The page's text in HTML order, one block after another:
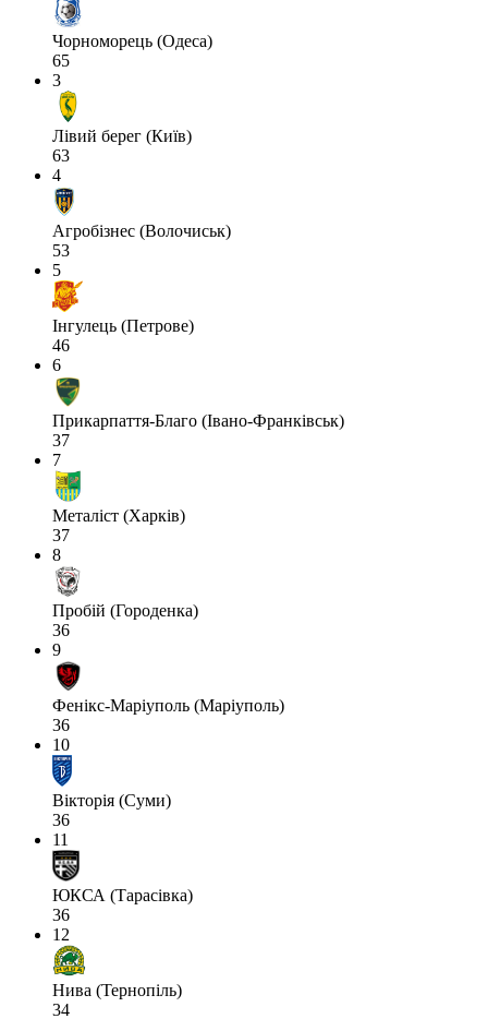
Чорноморець (Одеса)
65
3
Лівий берег (Київ)
63
4
Агробізнес (Волочиськ)
53
5
Інгулець (Петрове)
46
6
Прикарпаття-Благо (Івано-Франківськ)
37
7
Металіст (Харків)
37
8
Пробій (Городенка)
36
9
Фенікс-Маріуполь (Маріуполь)
36
10
Вікторія (Суми)
36
11
ЮКСА (Тарасівка)
36
12
Нива (Тернопіль)
34